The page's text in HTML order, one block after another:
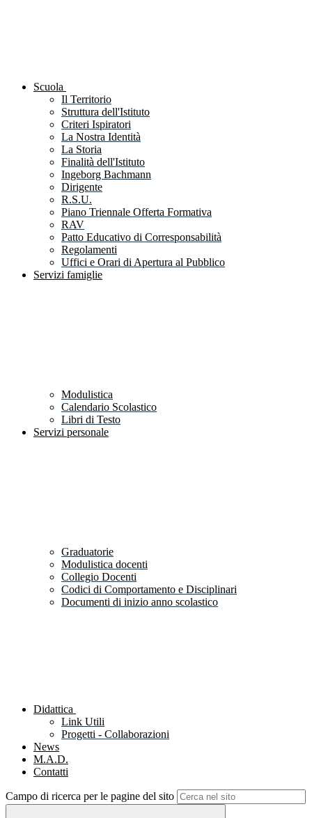
Scuola
Il Territorio
Struttura dell'Istituto
Criteri Ispiratori
La Nostra Identità
La Storia
Finalità dell'Istituto
Ingeborg Bachmann
Dirigente
R.S.U.
Piano Triennale Offerta Formativa
RAV
Patto Educativo di Corresponsabilità
Regolamenti
Uffici e Orari di Apertura al Pubblico
Servizi famiglie
Modulistica
Calendario Scolastico
Libri di Testo
Servizi personale
Graduatorie
Modulistica docenti
Collegio Docenti
Codici di Comportamento e Disciplinari
Documenti di inizio anno scolastico
Didattica
Link Utili
Progetti - Collaborazioni
News
M.A.D.
Contatti
Campo di ricerca per le pagine del sito